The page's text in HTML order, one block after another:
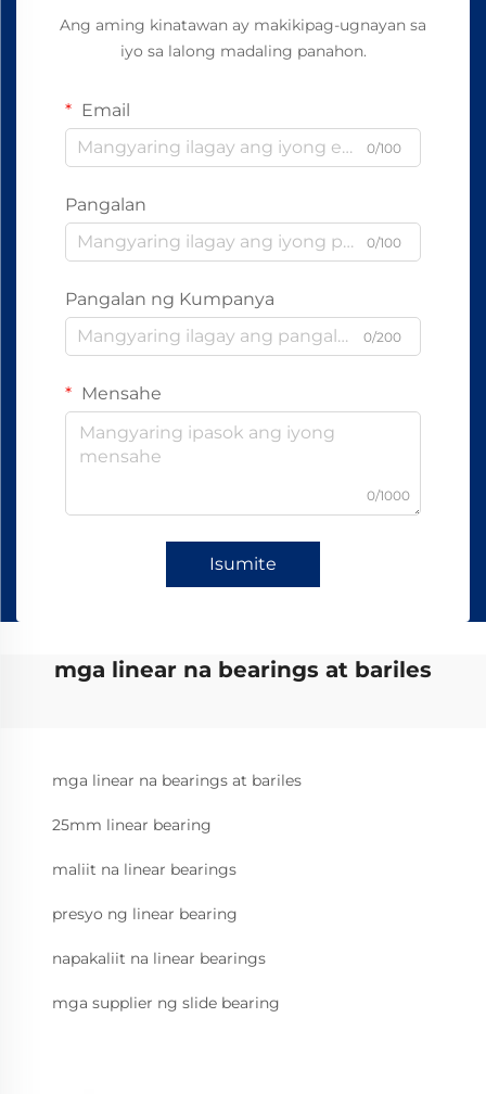
Ang aming kinatawan ay makikipag-ugnayan sa
iyo sa lalong madaling panahon.
Email
0/100
Pangalan
0/100
Pangalan ng Kumpanya
0/200
Mensahe
0/1000
Isumite
mga linear na bearings at bariles
mga linear na bearings at bariles
25mm linear bearing
maliit na linear bearings
presyo ng linear bearing
napakaliit na linear bearings
mga supplier ng slide bearing